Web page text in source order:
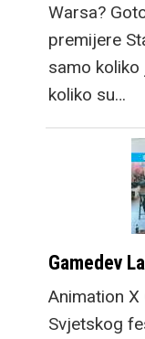
Warsa?
premijere
samo koliko
koliko su…
Gamedev
Animation X
Svjetskog